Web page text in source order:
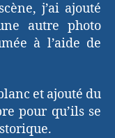
j’ai ajouté
autre photo
à l’aide de
et ajouté du
pour qu’ils se